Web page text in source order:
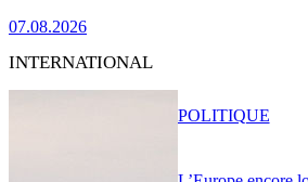
07.08.2026
INTERNATIONAL
POLITIQUE